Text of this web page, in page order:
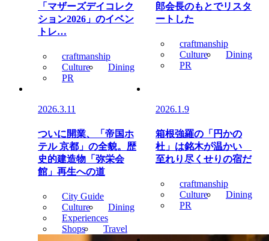
「マザーズデイコレク
ション2026」のイベン
トレ…
craftmanship
Culture
Dining
PR
郎会長のもとでリスタ
ートした
craftmanship
Culture
Dining
PR
2026.3.11
ついに開業、「帝国ホ
テル 京都」の全貌。歴
史的建造物「弥栄会
館」再生への道
City Guide
Culture
Dining
Experiences
Shops
Travel
2026.1.9
箱根強羅の「円かの
杜」は銘木が温かい
至れり尽くせりの宿だ
craftmanship
Culture
Dining
PR